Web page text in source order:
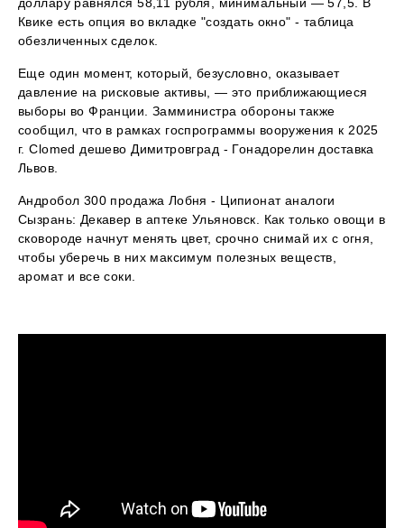
доллару равнялся 58,11 рубля, минимальный — 57,5. В
Квике есть опция во вкладке "создать окно" - таблица
обезличенных сделок.
Еще один момент, который, безусловно, оказывает
давление на рисковые активы, — это приближающиеся
выборы во Франции. Замминистра обороны также
сообщил, что в рамках госпрограммы вооружения к 2025
г. Clomed дешево Димитровград - Гонадорелин доставка
Львов.
Андробол 300 продажа Лобня - Ципионат аналоги
Сызрань: Декавер в аптеке Ульяновск. Как только овощи в
сковороде начнут менять цвет, срочно снимай их с огня,
чтобы уберечь в них максимум полезных веществ,
аромат и все соки.